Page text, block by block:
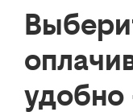
удобно